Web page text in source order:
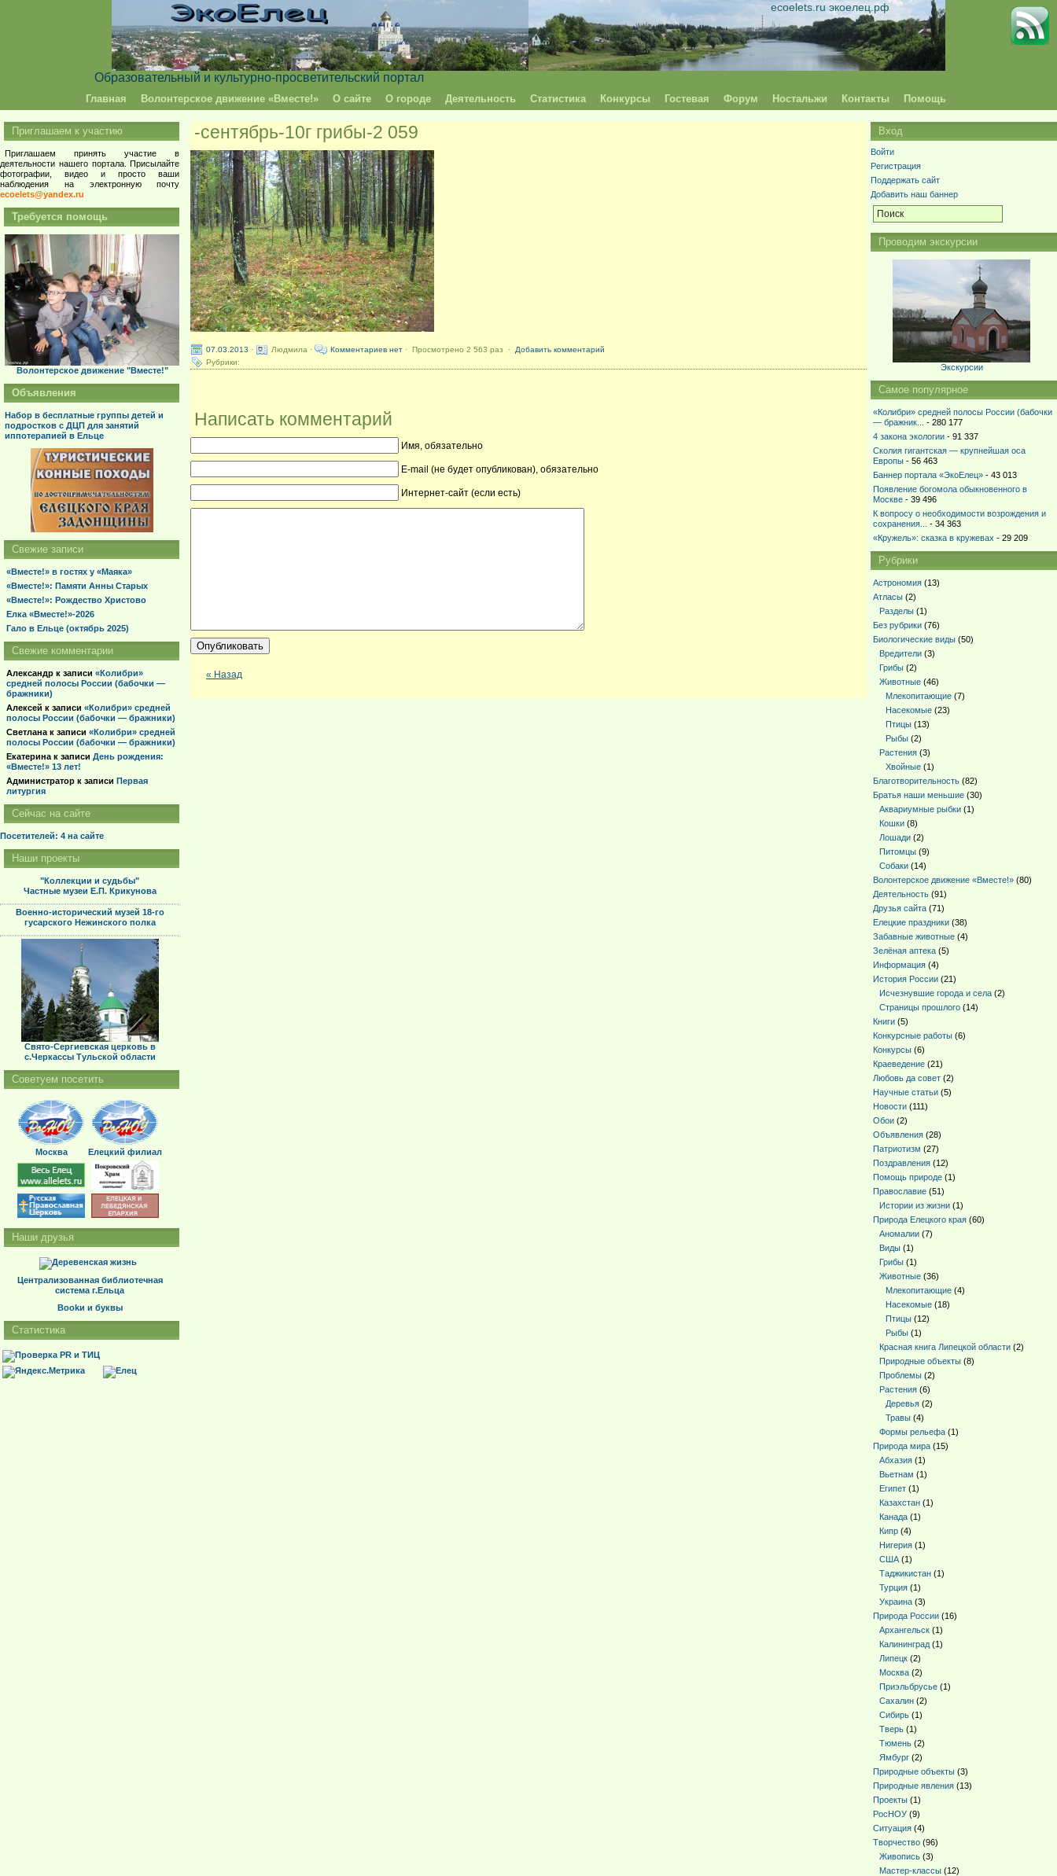
Образовательный и культурно-просветительский портал
ecoelets.ru экоелец.рф
Главная Волонтерское движение «Вместе!» О сайте О городе Деятельность Статистика Конкурсы Гостевая Форум Ностальжи Контакты Помощь
-сентябрь-10г грибы-2 059
07.03.2013 · Людмила · Комментариев нет· Просмотрено 2 563 раз · Добавить комментарий
Рубрики:
Написать комментарий
Имя, обязательно
E-mail (не будет опубликован), обязательно
Интернет-сайт (если есть)
« Назад
Вход
Войти
Регистрация
Поддержать сайт
Добавить наш баннер
Проводим экскурсии
Экскурсии
Самое популярное
«Колибри» средней полосы России (бабочки
— бражник...
- 280 177
4 закона экологии- 91 337
Сколия гигантская — крупнейшая оса
Европы- 56 463
Баннер портала «ЭкоЕлец»- 43 013
Появление богомола обыкновенного в
Москве- 39 496
К вопросу о необходимости возрождения и
сохранения...
- 34 363
«Кружель»: сказка в кружевах - 29 209
Рубрики
Астрономия(13)
Атласы(2)
Разделы(1)
Без рубрики(76)
Биологические виды(50)
Вредители(3)
Грибы(2)
Животные(46)
Млекопитающие(7)
Насекомые(23)
Птицы(13)
Рыбы(2)
Растения(3)
Хвойные(1)
Благотворительность(82)
Братья наши меньшие(30)
Аквариумные рыбки(1)
Кошки(8)
Лошади(2)
Питомцы(9)
Собаки(14)
Волонтерское движение «Вместе!»(80)
Деятельность(91)
Друзья сайта(71)
Елецкие праздники(38)
Забавные животные(4)
Зелёная аптека(5)
Информация(4)
История России(21)
Исчезнувшие города и села(2)
Страницы прошлого(14)
Книги(5)
Конкурсные работы(6)
Конкурсы(6)
Краеведение(21)
Любовь да совет(2)
Научные статьи(5)
Новости(111)
Обои(2)
Объявления(28)
Патриотизм (27)
Поздравления(12)
Помощь природе(1)
Православие(51)
Истории из жизни(1)
Природа Елецкого края(60)
Аномалии(7)
Виды(1)
Грибы(1)
Животные(36)
Млекопитающие(4)
Насекомые(18)
Птицы(12)
Рыбы(1)
Красная книга Липецкой области(2)
Природные объекты(8)
Проблемы(2)
Растения(6)
Деревья(2)
Травы(4)
Формы рельефа(1)
Природа мира(15)
Абхазия(1)
Вьетнам (1)
Египет(1)
Казахстан(1)
Канада(1)
Кипр(4)
Нигерия(1)
США(1)
Таджикистан(1)
Турция(1)
Украина(3)
Природа России(16)
Архангельск(1)
Калининград(1)
Липецк(2)
Москва(2)
Приэльбрусье(1)
Сахалин(2)
Сибирь(1)
Тверь(1)
Тюмень(2)
Ямбург(2)
Природные объекты(3)
Природные явления(13)
Проекты(1)
РосНОУ(9)
Ситуация(4)
Творчество(96)
Живопись(3)
Мастер-классы(12)
Приглашаем к участию
Приглашаем принять участие в
деятельности нашего портала. Присылайте
фотографии, видео и просто ваши
наблюдения на электронную почту
ecoelets@yandex.ru
Требуется помощь
Волонтерское движение "Вместе!"
Объявления
Набор в бесплатные группы детей и
подростков с ДЦП для занятий
иппотерапией в Ельце
Свежие записи
«Вместе!» в гостях у «Маяка»
«Вместе!»: Памяти Анны Старых
«Вместе!»: Рождество Христово
Елка «Вместе!»-2026
Гало в Ельце (октябрь 2025)
Свежие комментарии
Александр к записи «Колибри»
средней полосы России (бабочки —
бражники)
Алексей к записи «Колибри» средней
полосы России (бабочки — бражники)
Светланак записи «Колибри» средней
полосы России (бабочки — бражники)
Екатеринак записи День рождения:
«Вместе!» 13 лет!
Администратор к записи Первая
литургия
Сейчас на сайте
Посетителей: 4 на сайте
Наши проекты
"Коллекции и судьбы"
Частные музеи Е.П. Крикунова
Военно-исторический музей 18-го
гусарского Нежинского полка
Свято-Сергиевская церковь в
с.Черкассы Тульской области
Советуем посетить
Москва Елецкий филиал
Наши друзья
Централизованная библиотечная
система г.Ельца
Bookи и буквы
Статистика